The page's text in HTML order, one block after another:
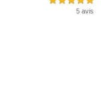
5 avis